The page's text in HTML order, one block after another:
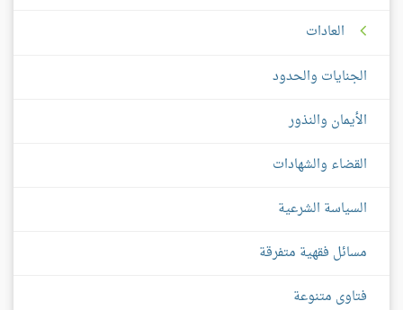
العادات
الجنايات والحدود
الأيمان والنذور
القضاء والشهادات
السياسة الشرعية
مسائل فقهية متفرقة
فتاوى متنوعة